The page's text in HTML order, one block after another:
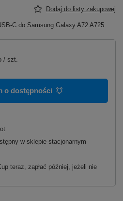
Dodaj do listy zakupowej
C do Samsung Galaxy A72 A725
/ szt.
o dostępności
w sklepie stacjonarnym
teraz, zapłać później, jeżeli nie